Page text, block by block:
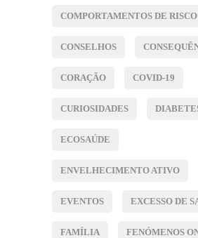
COMPORTAMENTOS DE RISCO
CONSELHOS
CORAÇÃO COVID-19
CURIOSIDADES
ECOSAÚDE
ENVELHECIMENTO ATIVO
EVENTOS EXCESSO DE
FAMÍLIA FENÓMENOS